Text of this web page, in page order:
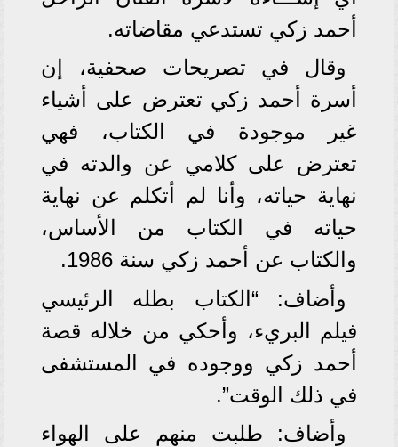
أحمد زكي تستدعي مقاضاته.
وقال في تصريحات صحفية، إن
أسرة أحمد زكي تعترض على أشياء
غير موجودة في الكتاب، فهي
تعترض على كلامي عن والدته في
نهاية حياته، وأنا لم أتكلم عن نهاية
حياته في الكتاب من الأساس،
والكتاب عن أحمد زكي سنة 1986.
وأضاف: “الكتاب بطله الرئيسي
فيلم البريء، وأحكي من خلاله قصة
أحمد زكي ووجوده في المستشفى
في ذلك الوقت”.
وأضاف: طلبت منهم على الهواء